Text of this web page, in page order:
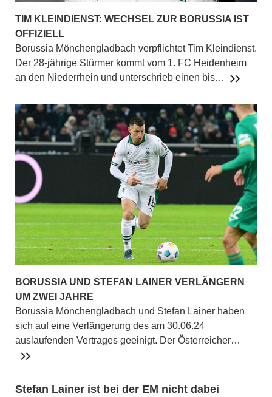
TIM KLEINDIENST: WECHSEL ZUR BORUSSIA IST
OFFIZIELL
Borussia Mönchengladbach verpflichtet Tim Kleindienst.
Der 28-jährige Stürmer kommt vom 1. FC Heidenheim
an den Niederrhein und unterschrieb einen bis…
BORUSSIA UND STEFAN LAINER VERLÄNGERN
UM ZWEI JAHRE
Borussia Mönchengladbach und Stefan Lainer haben
sich auf eine Verlängerung des am 30.06.24
auslaufenden Vertrages geeinigt. Der Österreicher…
Stefan Lainer ist bei der EM nicht dabei